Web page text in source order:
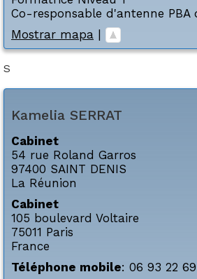
Co-responsable d'antenne PBA
Mostrar mapa
S
Kamelia SERRAT
Cabinet
54 rue Roland Garros
97400 SAINT DENIS
La Réunion
Cabinet
105 boulevard Voltaire
75011 Paris
France
Téléphone mobile: 06 93 22